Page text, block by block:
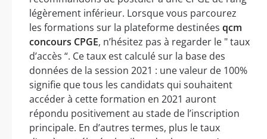
légèrement inférieur. Lorsque vous parcourez
les formations sur la plateforme destinées qcm
concours CPGE, n’hésitez pas à regarder le " taux
d’accès “. Ce taux est calculé sur la base des
données de la session 2021 : une valeur de 100%
signifie que tous les candidats qui souhaitent
accéder à cette formation en 2021 auront
répondu positivement au stade de l’inscription
principale. En d’autres termes, plus le taux